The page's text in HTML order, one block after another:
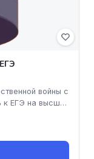
войны с
к ЕГЭ на высший